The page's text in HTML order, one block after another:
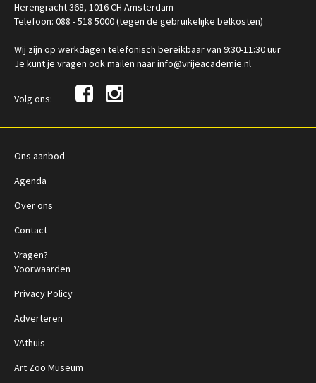
Herengracht 368, 1016 CH Amsterdam
Telefoon: 088 - 518 5000 (tegen de gebruikelijke belkosten)
Wij zijn op werkdagen telefonisch bereikbaar van 9:30-11:30 uur
Je kunt je vragen ook mailen naar info@vrijeacademie.nl
Volg ons:
Ons aanbod
Agenda
Over ons
Contact
Vragen?
Voorwaarden
Privacy Policy
Adverteren
VAthuis
Art Zoo Museum